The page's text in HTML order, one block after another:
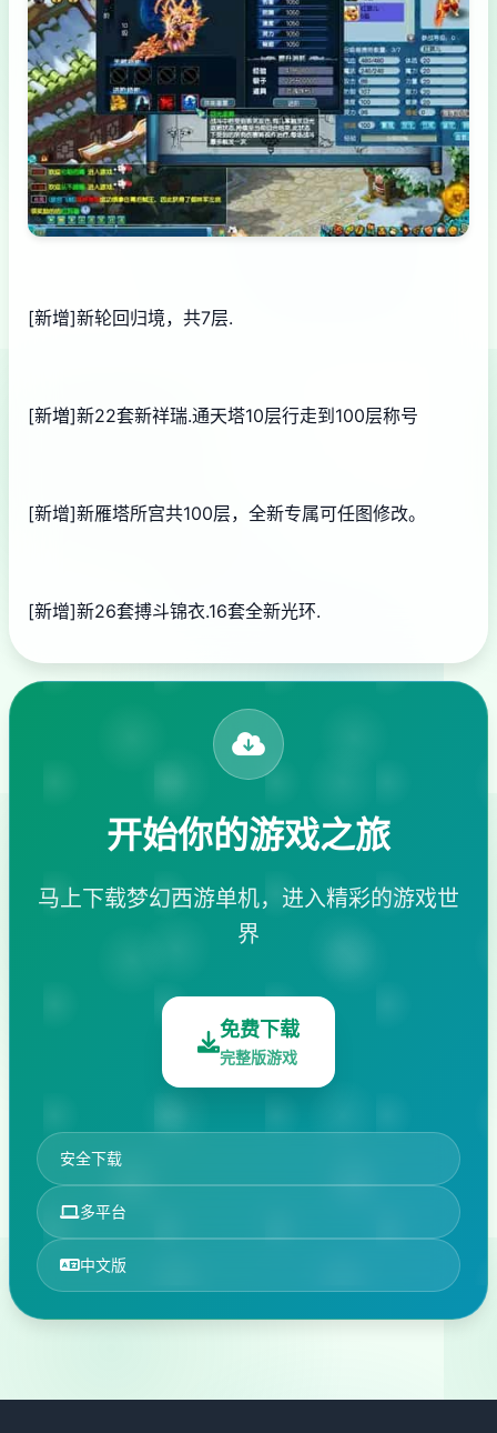
[新增]新轮回归境，共7层.
[新増]新22套新祥瑞.通天塔10层行走到100层称号
[新增]新雁塔所宫共100层，全新专属可任图修改。
[新增]新26套搏斗锦衣.16套全新光环.
开始你的游戏之旅
马上下载梦幻西游单机，进入精彩的游戏世
界
免费下载
完整版游戏
安全下载
多平台
中文版